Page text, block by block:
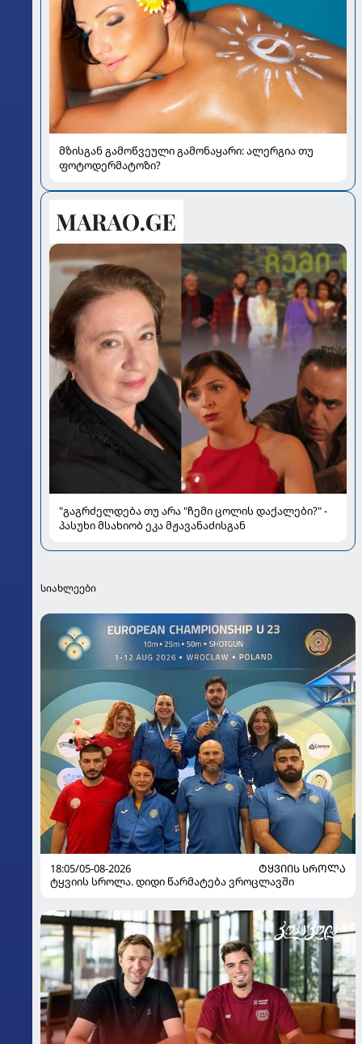
მზისგან გამოწვეული გამონაყარი: ალერგია თუ
ფოტოდერმატოზი?
"გაგრძელდება თუ არა "ჩემი ცოლის დაქალები?" -
პასუხი მსახიობ ეკა მჟავანაძისგან
სიახლეები
18:05/05-08-2026
ᲢᲧᲕᲘᲘᲡ ᲡᲠᲝᲚᲐ
ტყვიის სროლა. დიდი წარმატება ვროცლავში